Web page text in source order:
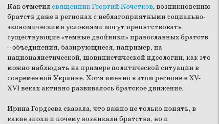
Как отметилсвященник Георгий Кочетков, возникновению
братств даже в регионах с неблагоприятными социально-
экономическими условиями могут препятствовать
существующие «темные двойники» православных братств
– объединения, базирующиеся, например, на
националистической, шовинистической идеологии, как это
можно наблюдать на примере политической ситуации в
современной Украине. Хотя именно в этом регионе в XV-
XVI веках активно развивалось братское движение.
Ирина Гордеева сказала, что важно не только понять, в
какие эпохи и почему возникали братства, но и